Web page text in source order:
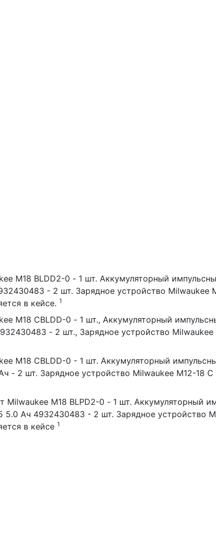
M18 BLDD2-0 - 1 шт. Аккумуляторный
- 2 шт. Зарядное устройство Milwaukee
в кейсе. 1
M18 CBLDD-0 - 1 шт., Аккумуляторный
- 2 шт., Зарядное устройство
M18 CBLDD-0 - 1 шт. Аккумуляторный
- 2 шт. Зарядное устройство Milwaukee M12-18
импульсный винтоверт Milwaukee M18
- 1 шт. Поставляется в кейсе 1